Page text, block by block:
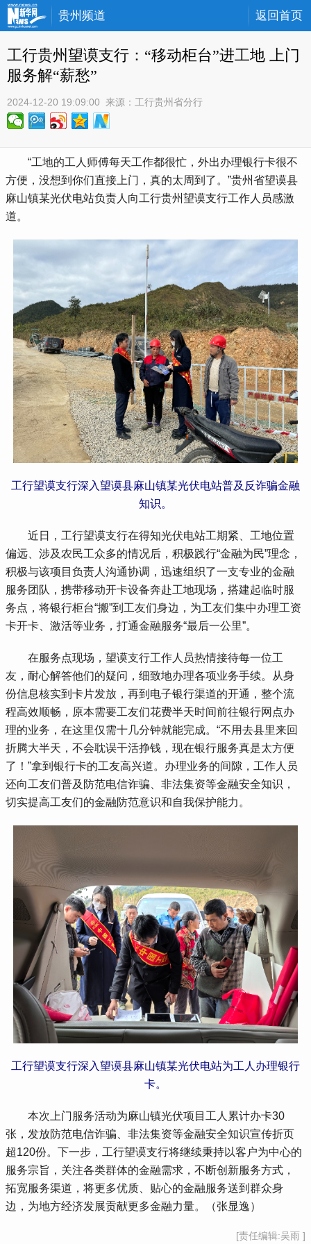
贵州频道 返回首页
工行贵州望谟支行：“移动柜台”进工地 上门
服务解“薪愁”
2024-12-20 19:09:00 来源： 工行贵州省分行
“工地的工人师傅每天工作都很忙，外出办理银行卡很不
方便，没想到你们直接上门，真的太周到了。”贵州省望谟县
麻山镇某光伏电站负责人向工行贵州望谟支行工作人员感激
道。
工行望谟支行深入望谟县麻山镇某光伏电站普及反诈骗金融
知识。
近日，工行望谟支行在得知光伏电站工期紧、工地位置
偏远、涉及农民工众多的情况后，积极践行“金融为民”理念，
积极与该项目负责人沟通协调，迅速组织了一支专业的金融
服务团队，携带移动开卡设备奔赴工地现场，搭建起临时服
务点，将银行柜台“搬”到工友们身边，为工友们集中办理工资
卡开卡、激活等业务，打通金融服务“最后一公里”。
在服务点现场，望谟支行工作人员热情接待每一位工
友，耐心解答他们的疑问，细致地办理各项业务手续。从身
份信息核实到卡片发放，再到电子银行渠道的开通，整个流
程高效顺畅，原本需要工友们花费半天时间前往银行网点办
理的业务，在这里仅需十几分钟就能完成。“不用去县里来回
折腾大半天，不会耽误干活挣钱，现在银行服务真是太方便
了！”拿到银行卡的工友高兴道。办理业务的间隙，工作人员
还向工友们普及防范电信诈骗、非法集资等金融安全知识，
切实提高工友们的金融防范意识和自我保护能力。
工行望谟支行深入望谟县麻山镇某光伏电站为工人办理银行
卡。
本次上门服务活动为麻山镇光伏项目工人累计办卡30
张，发放防范电信诈骗、非法集资等金融安全知识宣传折页
超120份。下一步，工行望谟支行将继续秉持以客户为中心的
服务宗旨，关注各类群体的金融需求，不断创新服务方式，
拓宽服务渠道，将更多优质、贴心的金融服务送到群众身
边，为地方经济发展贡献更多金融力量。（张显逸）
[责任编辑:吴雨 ]